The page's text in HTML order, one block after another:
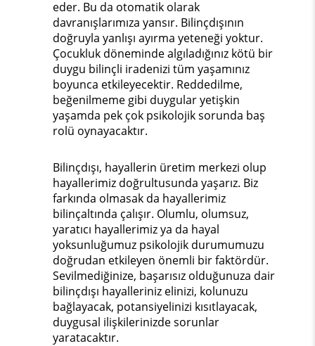
eder. Bu da otomatik olarak
davranışlarımıza yansır. Bilinçdışının
doğruyla yanlışı ayırma yeteneği yoktur.
Çocukluk döneminde algıladığınız kötü bir
duygu bilinçli iradenizi tüm yaşamınız
boyunca etkileyecektir. Reddedilme,
beğenilmeme gibi duygular yetişkin
yaşamda pek çok psikolojik sorunda baş
rolü oynayacaktır.
Bilinçdışı, hayallerin üretim merkezi olup
hayallerimiz doğrultusunda yaşarız. Biz
farkında olmasak da hayallerimiz
bilinçaltında çalışır. Olumlu, olumsuz,
yaratıcı hayallerimiz ya da hayal
yoksunluğumuz psikolojik durumumuzu
doğrudan etkileyen önemli bir faktördür.
Sevilmediğinize, başarısız olduğunuza dair
bilinçdışı hayalleriniz elinizi, kolunuzu
bağlayacak, potansiyelinizi kısıtlayacak,
duygusal ilişkilerinizde sorunlar
yaratacaktır.